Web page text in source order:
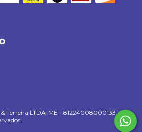
Ferreira LTDA-ME - 81224008000133 -